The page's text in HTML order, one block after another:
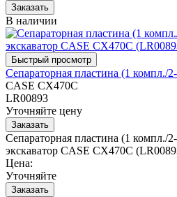
В наличии
Сепараторная пластина (1 компл./
CASE CX470C
LR00893
Уточняйте цену
Сепараторная пластина (1 компл./
экскаватор CASE CX470C
Цена:
Уточняйте